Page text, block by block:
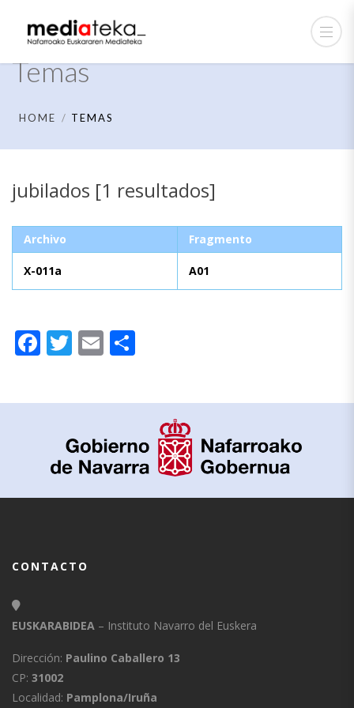
Temas
HOME TEMAS
jubilados [1 resultados]
Archivo Fragmento
X-011a A01
Facebook
Twitter
Email
CONTACTO
EUSKARABIDEA – Instituto Navarro del Euskera
Dirección: Paulino Caballero 13
CP: 31002
Localidad: Pamplona/Iruña